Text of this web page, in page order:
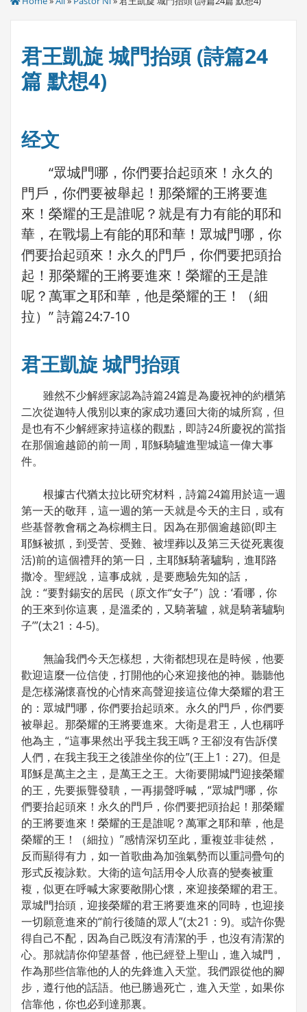
君王凱旋 城門抬頭 (詩篇24
篇 默想4)
经文
“眾城門哪，你們要抬起頭來！永久的
門戶，你們要被舉起！那榮耀的王將要進
來！榮耀的王是誰呢？就是有力有能的耶和
華，在戰場上有能的耶和華！眾城門哪，你
們要抬起頭來！永久的門戶，你們要把頭抬
起！那榮耀的王將要進來！榮耀的王是誰
呢？萬軍之耶和華，他是榮耀的王！（細
拉）” 詩篇24:7-10
君王凱旋 城門抬頭
雖然不少解經家認為詩篇24篇是為慶祝神的約櫃第
二次從迦特人俄別以東的家成功遷回大衛的城所寫，但
是也有不少解經家持這樣的觀點，即詩24所慶祝的當指
在那個逾越節的前一周，耶穌騎驢進聖城這一偉大事
件。
根據古代猶太拉比研究材料，詩篇24篇用於這一週
第一天的敬拜，這一週的第一天就是今天的主日，或有
些基督教會稱之為棕櫚主日。因為在那個逾越節(即主
耶穌被抓，到受苦、受難、被埋葬以及第三天從死裏復
活)前的這個禮拜的第一日，主耶穌騎著驢駒，進耶路
撒冷。聖經說，這事成就，是要應驗先知的話，
說：“要對錫安的居民（原文作“女子”）說：‘看哪，你
的王來到你這裏，是溫柔的，又騎著驢，就是騎著驢駒
子’”(太21：4-5)。
無論我們今天怎樣想，大衛都想現在是時候，他要
歡迎這麼一位信使，打開他的心來迎接他的神。聽聽他
是怎樣滿懷喜悅的心情來高聲迎接這位偉大榮耀的君王
的：眾城門哪，你們要抬起頭來。永久的門戶，你們要
被舉起。那榮耀的王將要進來。大衛是君王，人也稱呼
他為主，“這事果然出乎我主我王嗎？王卻沒有告訴僕
人們，在我主我王之後誰坐你的位”(王上1：27)。但是
耶穌是萬主之主，是萬王之王。大衛要開城門迎接榮耀
的王，先要振聾發聵，一再揚聲呼喊，“眾城門哪，你
們要抬起頭來！永久的門戶，你們要把頭抬起！那榮耀
的王將要進來！榮耀的王是誰呢？萬軍之耶和華，他是
榮耀的王！（細拉）”感情深切至此，重複並非徒然，
反而顯得有力，如一首歌曲為加強氣勢而以重詞疊句的
形式反複詠歎。大衛的這句話用令人欣喜的變奏被重
複，似更在呼喊大家要敞開心懷，來迎接榮耀的君王。
眾城門抬頭，迎接榮耀的君王將要進來的同時，也迎接
一切願意進來的“前行後隨的眾人”(太21：9)。或許你覺
得自己不配，因為自己既沒有清潔的手，也沒有清潔的
心。那就請你仰望基督，他已經登上聖山，進入城門，
作為那些信靠他的人的先鋒進入天堂。我們跟從他的腳
步，遵行他的話語。他已勝過死亡，進入天堂，如果你
信靠他，你也必到達那裏。